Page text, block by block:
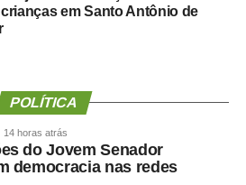
Partido Novo também
federal:
em Santo Antônio de
POLÍTICA
14 horas atrás
do Jovem Senador
democracia nas redes